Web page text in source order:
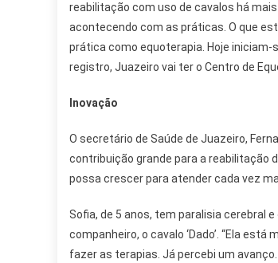
reabilitação com uso de cavalos há
acontecendo com as práticas. O que
prática como equoterapia. Hoje
registro, Juazeiro vai ter o Centro de
Inovação
O secretário de Saúde de Juazeiro,
contribuição grande para a reabilitação
possa crescer para atender cada vez
Sofia, de 5 anos, tem paralisia cerebral
companheiro, o cavalo ‘Dado’. “Ela
fazer as terapias. Já percebi um